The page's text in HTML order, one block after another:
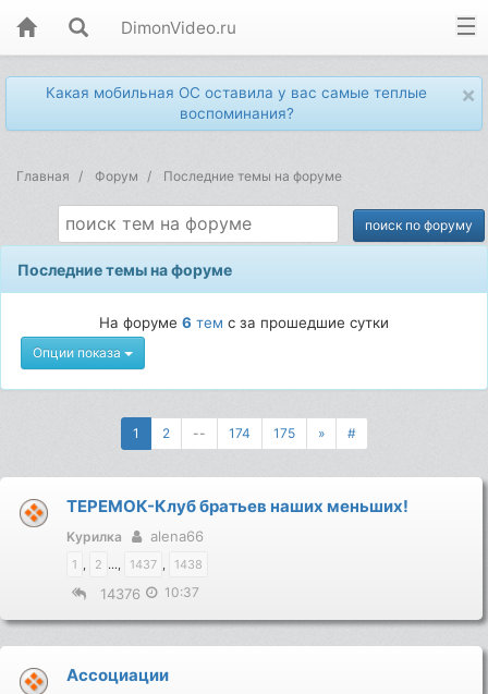
DimonVideo.ru
×
Какая мобильная ОС оставила у вас самые теплые
воспоминания?
Главная Форум Последние темы на форуме
Последние темы на форуме
На форуме 6 тем с за прошедшие сутки
Опции показа
1 2 -- 174 175 » #
ТЕРЕМОК-Клуб братьев наших меньших!
Kурилка alena66
1 , 2 ..., 1437 , 1438
14376 10:37
Ассоциации